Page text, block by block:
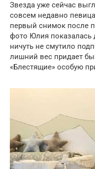
Звезда уже сейчас
совсем недавно
первый снимок после
фото Юлия показалась
ничуть не смутило
лишний вес придает
«Блестящие» особую